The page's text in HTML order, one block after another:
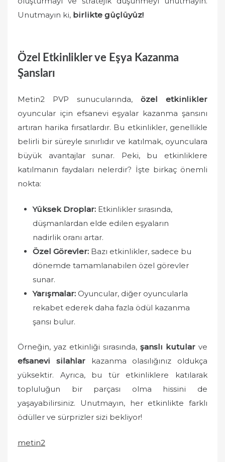
Unutmayın ki, birlikte güçlüyüz!
Özel Etkinlikler ve Eşya Kazanma
Şansları
Metin2 PVP sunucularında, özel etkinlikler
oyuncular için efsanevi eşyalar kazanma şansını
artıran harika fırsatlardır. Bu etkinlikler, genellikle
belirli bir süreyle sınırlıdır ve katılmak, oyunculara
büyük avantajlar sunar. Peki, bu etkinliklere
katılmanın faydaları nelerdir? İşte birkaç önemli
nokta:
Yüksek Droplar: Etkinlikler sırasında,
düşmanlardan elde edilen eşyaların
nadirlik oranı artar.
Özel Görevler: Bazı etkinlikler, sadece bu
dönemde tamamlanabilen özel görevler
sunar.
Yarışmalar: Oyuncular, diğer oyuncularla
rekabet ederek daha fazla ödül kazanma
şansı bulur.
Örneğin, yaz etkinliği sırasında, şanslı kutular ve
efsanevi silahlarkazanma olasılığınız oldukça
yüksektir. Ayrıca, bu tür etkinliklere katılarak
topluluğun bir parçası olma hissini de
yaşayabilirsiniz. Unutmayın, her etkinlikte farklı
ödüller ve sürprizler sizi bekliyor!
metin2